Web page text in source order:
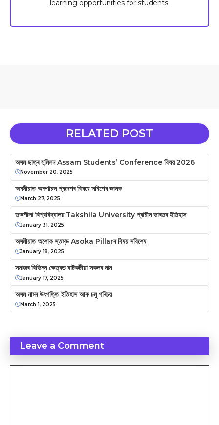
learning opportunities for students.
RELATED POST
অসম ছাত্ৰ সন্মিলন Assam Students’ Conference বিষয় 2026
November 20, 2025
অসমীয়াত অৰুণাচল প্ৰদেশৰ বিষয়ে সবিশেষ জানক
March 27, 2025
তক্ষশীলা বিশ্ববিদ্যালয় Takshila University প্ৰাচীন ভাৰতৰ ইতিহাস
January 31, 2025
অসমীয়াত অশোক স্তম্ভ Asoka Pillarৰ বিষয় সবিশেষ
January 18, 2025
সমাজৰ বিভিন্ন ক্ষেত্ৰত বাটকটীয়া সকলৰ নাম
January 17, 2025
অসম নামৰ উৎপত্তি ইতিহাস আৰু চমু পৰিচয়
March 1, 2025
Leave a Comment